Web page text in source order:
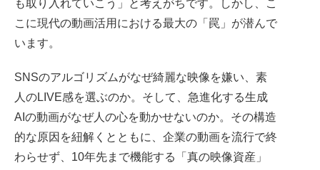
も取り入れていこう」と考えがちです。しかし、こ
こに現代の動画活用における最大の「罠」が潜んで
います。
SNSのアルゴリズムがなぜ綺麗な映像を嫌い、素
人のLIVE感を選ぶのか。そして、急進化する生成
AIの動画がなぜ人の心を動かせないのか。その構造
的な原因を紐解くとともに、企業の動画を流行で終
わらせず、10年先まで機能する「真の映像資産」